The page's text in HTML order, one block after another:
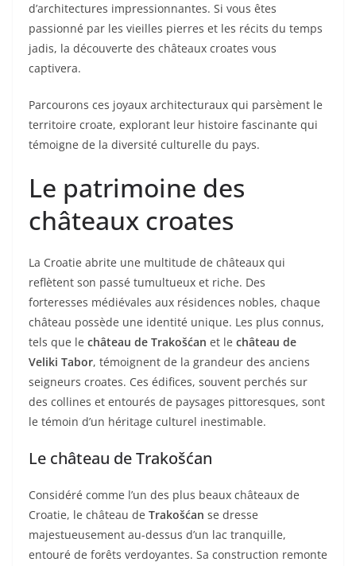
d’architectures impressionnantes. Si vous êtes
passionné par les vieilles pierres et les récits du temps
jadis, la découverte des châteaux croates vous
captivera.
Parcourons ces joyaux architecturaux qui parsèment le
territoire croate, explorant leur histoire fascinante qui
témoigne de la diversité culturelle du pays.
Le patrimoine des
châteaux croates
La Croatie abrite une multitude de châteaux qui
reflètent son passé tumultueux et riche. Des
forteresses médiévales aux résidences nobles, chaque
château possède une identité unique. Les plus connus,
tels que le château de Trakošćan et le château de
Veliki Tabor, témoignent de la grandeur des anciens
seigneurs croates. Ces édifices, souvent perchés sur
des collines et entourés de paysages pittoresques, sont
le témoin d’un héritage culturel inestimable.
Le château de Trakošćan
Considéré comme l’un des plus beaux châteaux de
Croatie, le château de Trakošćan se dresse
majestueusement au-dessus d’un lac tranquille,
entouré de forêts verdoyantes. Sa construction remonte